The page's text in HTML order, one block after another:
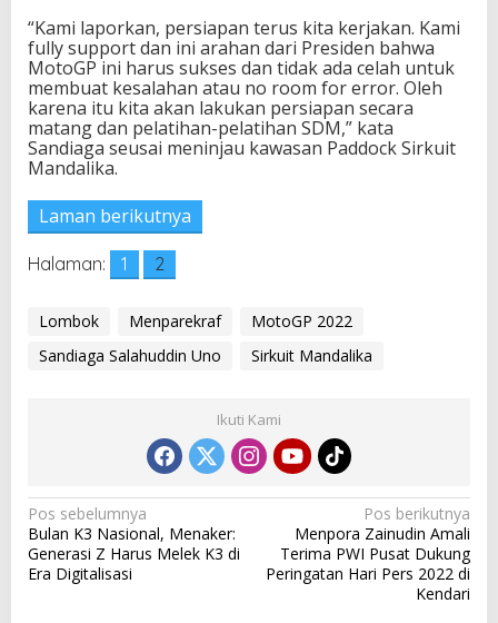
u
k
a
n
K
o
o
i
n
s
i
“Kami laporkan, persiapan terus kita kerjakan. Kami
fully support dan ini arahan dari Presiden bahwa
MotoGP ini harus sukses dan tidak ada celah untuk
membuat kesalahan atau no room for error. Oleh
karena itu kita akan lakukan persiapan secara
matang dan pelatihan-pelatihan SDM,” kata
Sandiaga seusai meninjau kawasan Paddock Sirkuit
Mandalika.
Laman berikutnya
Halaman: 1 2
Lombok Menparekraf
MotoGP 2022
Sandiaga Salahuddin Uno
Sirkuit Mandalika
Ikuti Kami
N
a
v
Pos sebelumnya
Bulan K3 Nasional, Menaker:
Generasi Z Harus Melek K3 di
Era Digitalisasi
Pos berikutnya
Menpora Zainudin Amali
Terima PWI Pusat Dukung
Peringatan Hari Pers 2022 di
Kendari